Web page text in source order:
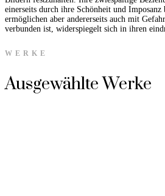
einerseits durch ihre Schönheit und
ermöglichen aber andererseits auch mit
verbunden ist, widerspiegelt sich in ihren
WERKE
Ausgewählte Werke